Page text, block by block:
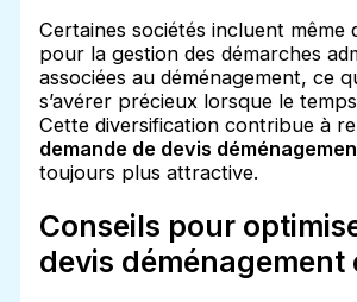
Certaines sociétés incluent même
pour la gestion des démarches
associées au déménagement, ce
s’avérer précieux lorsque le
Cette diversification contribue à
demande de devis
toujours plus attractive.
Conseils pour
devis déménagement